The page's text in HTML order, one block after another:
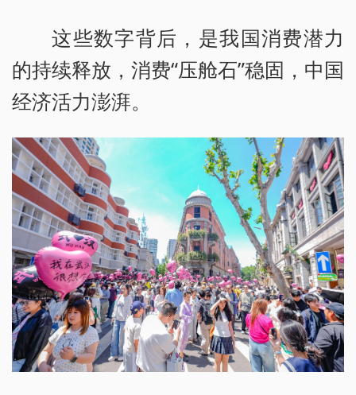
这些数字背后，是我国消费潜力
的持续释放，消费“压舱石”稳固，中国
经济活力澎湃。